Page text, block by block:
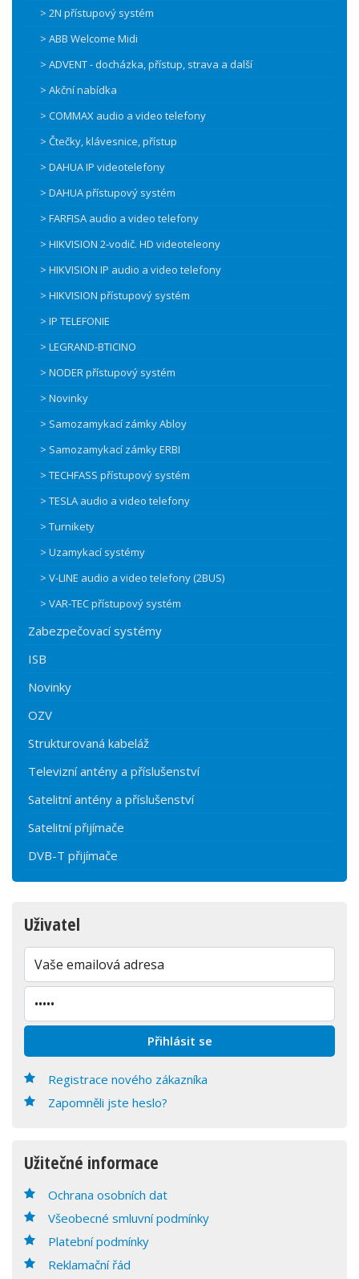
> 2N přístupový systém
> ABB Welcome Midi
> ADVENT - docházka, přístup, strava a další
> Akční nabídka
> COMMAX audio a video telefony
> Čtečky, klávesnice, přístup
> DAHUA IP videotelefony
> DAHUA přístupový systém
> FARFISA audio a video telefony
> HIKVISION 2-vodič. HD videoteleony
> HIKVISION IP audio a video telefony
> HIKVISION přístupový systém
> IP TELEFONIE
> LEGRAND-BTICINO
> NODER přístupový systém
> Novinky
> Samozamykací zámky Abloy
> Samozamykací zámky ERBI
> TECHFASS přístupový systém
> TESLA audio a video telefony
> Turnikety
> Uzamykací systémy
> V-LINE audio a video telefony (2BUS)
> VAR-TEC přístupový systém
Zabezpečovací systémy
ISB
Novinky
OZV
Strukturovaná kabeláž
Televizní antény a příslušenství
Satelitní antény a příslušenství
Satelitní přijímače
DVB-T přijímače
Uživatel
Registrace nového zákazníka
Zapomněli jste heslo?
Užitečné informace
Ochrana osobních dat
Všeobecné smluvní podmínky
Platební podmínky
Reklamační řád